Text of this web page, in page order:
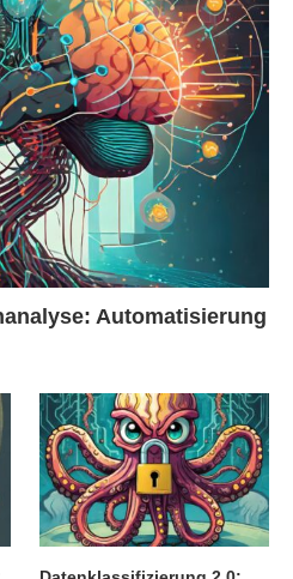
Automatisierung